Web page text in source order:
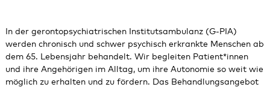
In der gerontopsychiatrischen Institutsambulanz (G-PIA)
werden chronisch und schwer psychisch erkrankte Menschen ab
dem 65. Lebensjahr behandelt. Wir begleiten Patient*innen
und ihre Angehörigen im Alltag, um ihre Autonomie so weit wie
möglich zu erhalten und zu fördern. Das Behandlungsangebot